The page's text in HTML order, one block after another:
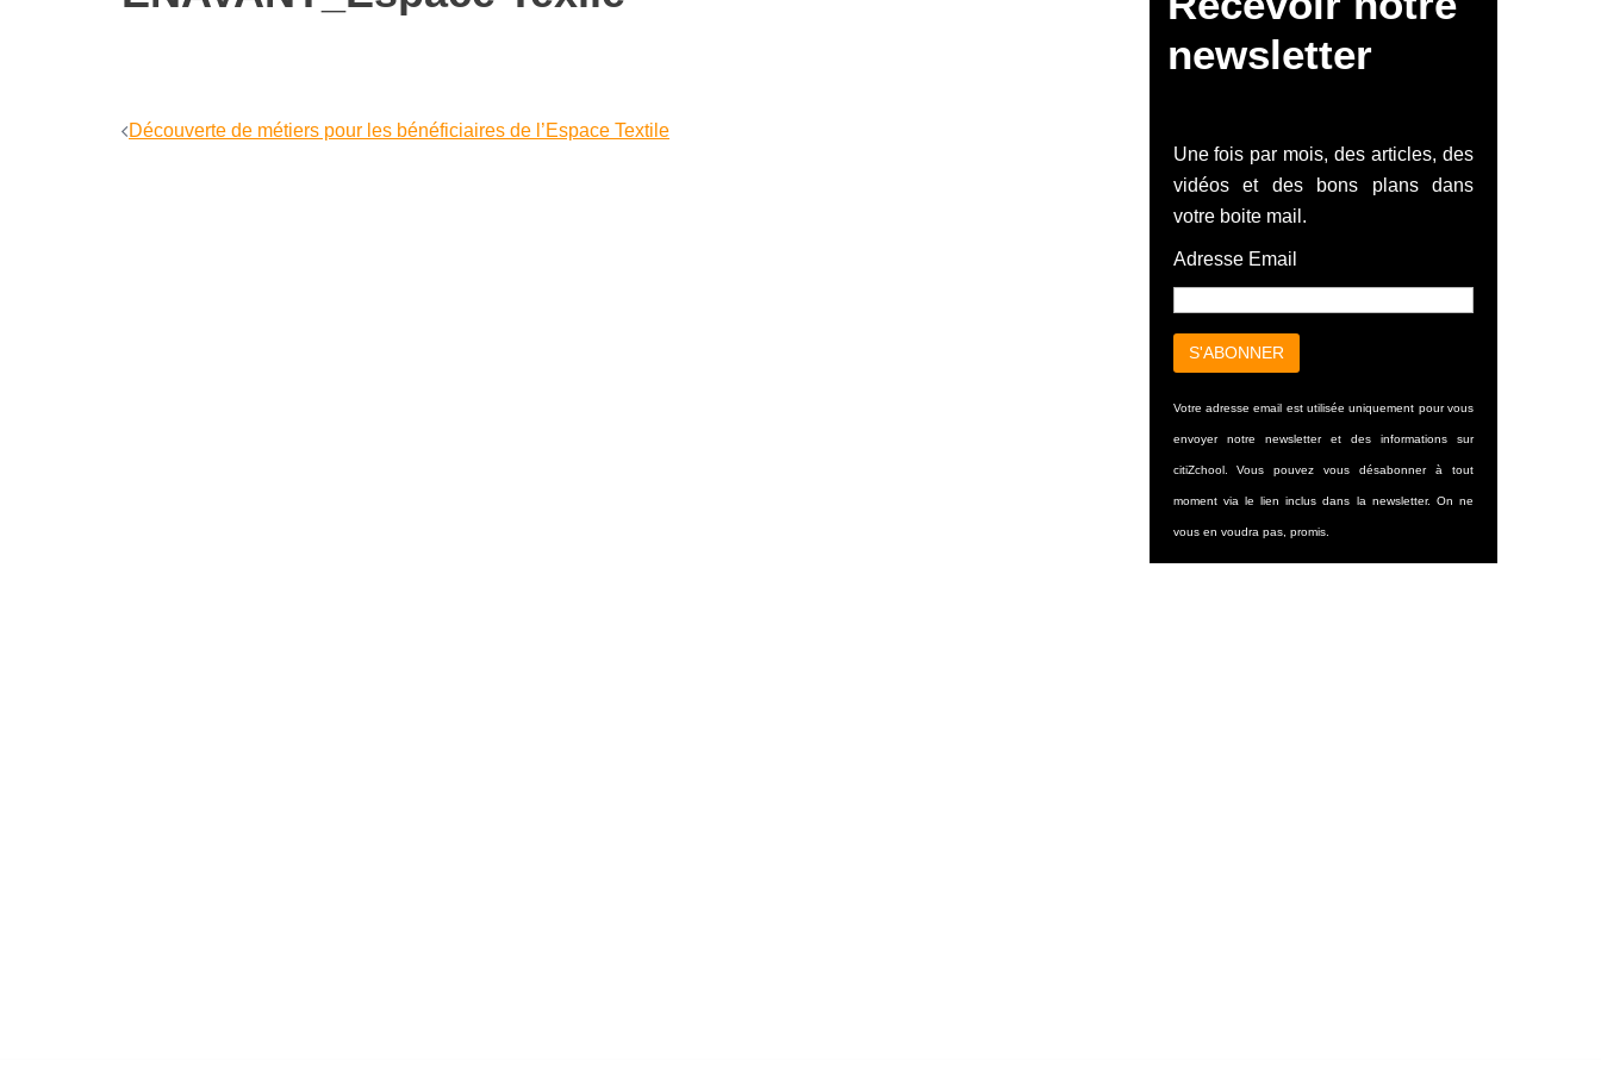
Navigation
Découverte de métiers pour les bénéficiaires de l’Espace Textile
newsletter
Une fois par mois, des articles, des
vidéos et des bons plans dans
votre boite mail.
Adresse Email
Votre adresse email est utilisée uniquement pour vous
envoyer notre newsletter et des informations sur
citiZchool. Vous pouvez vous désabonner à tout
moment via le lien inclus dans la newsletter. On ne
vous en voudra pas, promis.